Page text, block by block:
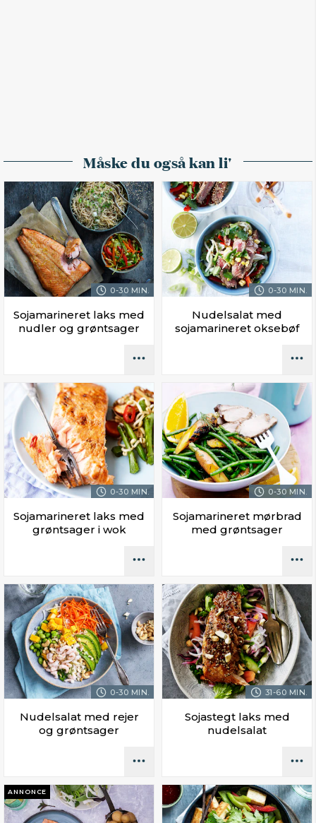
Måske du også kan li'
0-30 MIN.
Sojamarineret laks med
nudler og grøntsager
0-30 MIN.
Nudelsalat med
sojamarineret oksebøf
0-30 MIN.
Sojamarineret laks med
grøntsager i wok
0-30 MIN.
Sojamarineret mørbrad
med grøntsager
0-30 MIN.
Nudelsalat med rejer
og grøntsager
31-60 MIN.
Sojastegt laks med
nudelsalat
ANNONCE